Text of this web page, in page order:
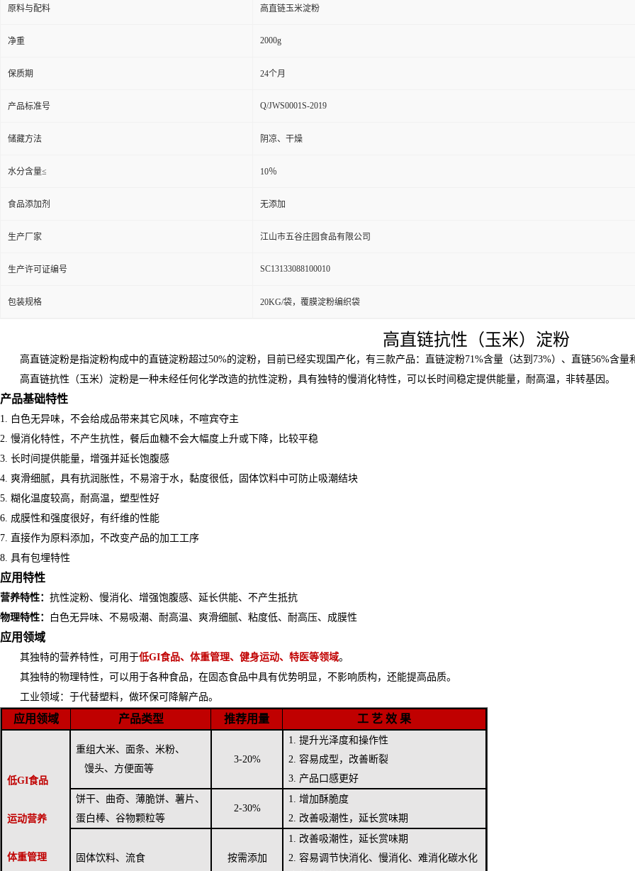
原料与配料 高直链玉米淀粉
净重 2000g
保质期 24个月
产品标准号 Q/JWS0001S-2019
储藏方法 阴凉、干燥
水分含量≤ 10％
食品添加剂 无添加
生产厂家 江山市五谷庄园食品有限公司
生产许可证编号 SC13133088100010
包装规格 20KG/袋，覆膜淀粉编织袋
高直链抗性（玉米）淀粉
高直链淀粉是指淀粉构成中的直链淀粉超过50%的淀粉，目前已经实现国产化，有三款产品：直链淀粉71%含量（达到73%）、直链56%含量
高直链抗性（玉米）淀粉是一种未经任何化学改造的抗性淀粉，具有独特的慢消化特性，可以长时间稳定提供能量，耐高温，非转基因。
产品基础特性
1. 白色无异味，不会给成品带来其它风味，不喧宾夺主
2. 慢消化特性 ，不产生抗性 ，餐后血糖不会大幅度上升或下降，比较平稳
3. 长时间提供能量，增强并延长饱腹感
4. 爽滑细腻，具有抗润胀性，不易溶于水，黏度很低，固体饮料中可防止吸潮结块
5. 糊化温度较高，耐高温 ，塑型性好
6. 成膜性和强度很好，有纤维的性能
7. 直接作为原料添加，不改变产品的加工工序
8. 具有包埋特性
应用特性
营养特性： 抗性淀粉、慢消化、增强饱腹感、延长供能、不产生抵抗
物理特性：
白色无异味、不易吸潮、耐高温、爽滑细腻、粘度低、耐高压、成膜性
应用领域
其独特的营养特性，可用于低GI食品、体重管理、健身运动、特医等领域。
其独特的物理特性，可以用于各种食品，在固态食品中具有优势明显，不影响质构，还能提高品质。
工业领域：于代替塑料，做环保可降解产品。
应用领域 产品类型 推荐用量 工 艺 效 果
低GI食品
运动营养
体重管理
重组大米、面条、米粉、
馒头、方便面等
3-20%
1. 提升光泽度和操作性
2. 容易成型，改善断裂
3. 产品口感更好
饼干、曲奇、薄脆饼、薯片、
蛋白棒、谷物颗粒等
2-30%
1. 增加酥脆度
2. 改善吸潮性，延长赏味期
固体饮料、流食 按需添加
1. 改善吸潮性，延长赏味期
2. 容易调节快消化、慢消化、难消化碳水化